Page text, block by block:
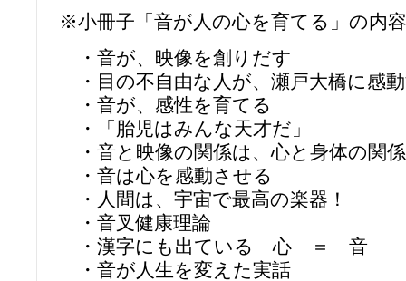
※小冊子「音が人の心を育てる」の内容
・音が、映像を創りだす
・目の不自由な人が、瀬戸大橋に感
・音が、感性を育てる
・「胎児はみんな天才だ」
・音と映像の関係は、心と身体の関
・音は心を感動させる
・人間は、宇宙で最高の楽器！
・音叉健康理論
・漢字にも出ている 心 ＝ 音
・音が人生を変えた実話